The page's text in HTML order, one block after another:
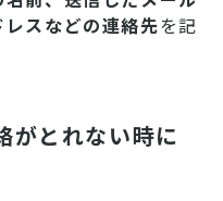
スなどの連絡先を記
がとれない時に